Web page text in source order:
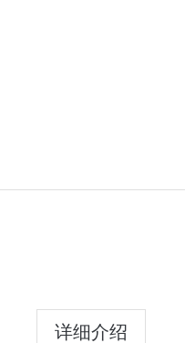
详细介绍